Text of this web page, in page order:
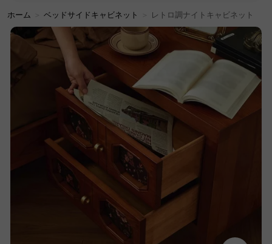
ホーム ベッドサイドキャビネット レトロ調ナイトキャビネット